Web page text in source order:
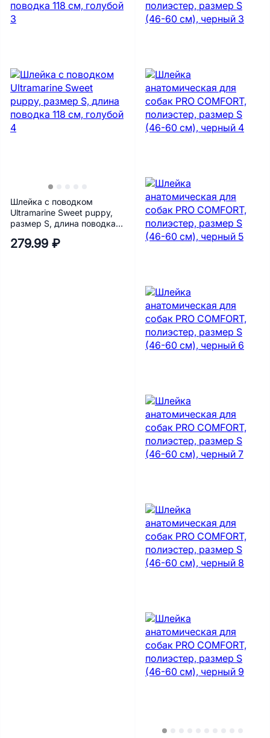
Шлейка с поводком
Ultramarine Sweet puppy,
размер S, длина поводка
279.99 ₽